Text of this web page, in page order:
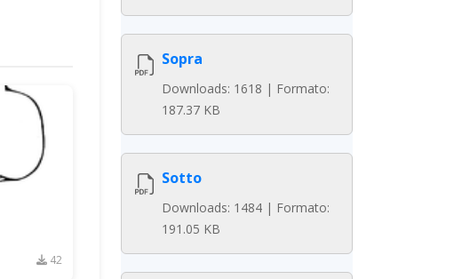
42
Sopra
Downloads: 1618 | Formato:
187.37 KB
Sotto
Downloads: 1484 | Formato:
191.05 KB